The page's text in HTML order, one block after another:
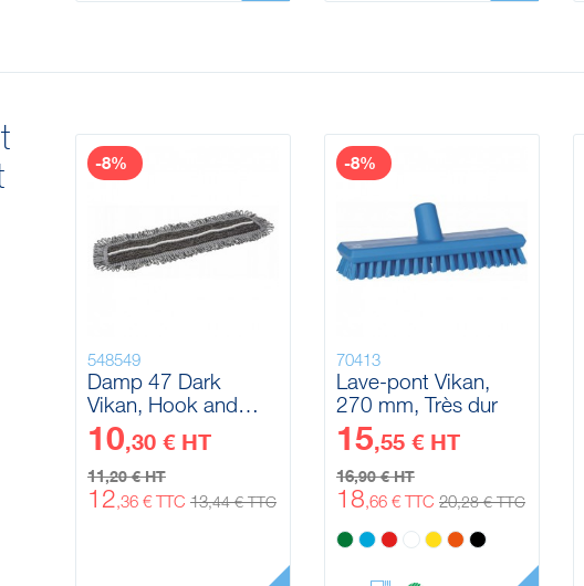
548549
Damp 47 Dark
Vikan, Hook and
loop, 40 cm
10,30 € HT
11,20 € HT
12,36 € TTC 13,44 € TTC
-8%
70413
Lave-pont Vikan,
270 mm, Très dur
15,55 € HT
16,90 € HT
18,66 € TTC 20,28 € TTC
-8%